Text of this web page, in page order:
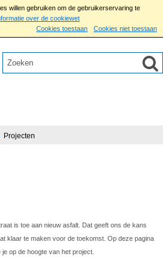
willen gebruiken om de gebruikerservaring te
over de cookiewet
Cookies toestaan
Cookies niet toestaan
Projecten
is toe aan nieuw asfalt. Dat geeft ons de kans
klaar te maken voor de toekomst. Op deze pagina
je op de hoogte van het project.